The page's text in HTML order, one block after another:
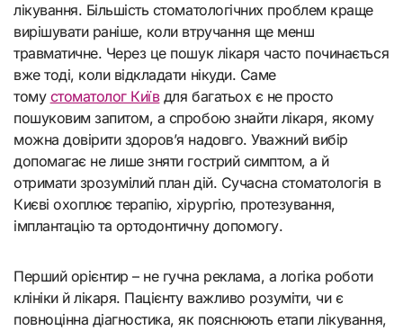
лікування. Більшість стоматологічних проблем краще
вирішувати раніше, коли втручання ще менш
травматичне. Через це пошук лікаря часто починається
вже тоді, коли відкладати нікуди. Саме
тому стоматолог Київдля багатьох є не просто
пошуковим запитом, а спробою знайти лікаря, якому
можна довірити здоров’я надовго. Уважний вибір
допомагає не лише зняти гострий симптом, а й
отримати зрозумілий план дій. Сучасна стоматологія в
Києві охоплює терапію, хірургію, протезування,
імплантацію та ортодонтичну допомогу.
Перший орієнтир – не гучна реклама, а логіка роботи
клініки й лікаря. Пацієнту важливо розуміти, чи є
повноцінна діагностика, як пояснюють етапи лікування,